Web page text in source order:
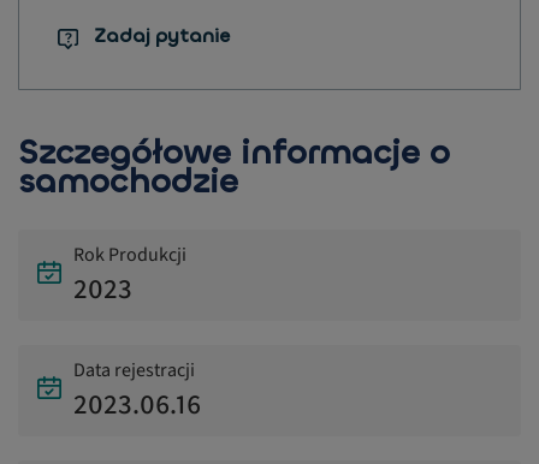
Zadaj pytanie
Szczegółowe informacje o
samochodzie
Rok Produkcji
2023
Data rejestracji
2023.06.16